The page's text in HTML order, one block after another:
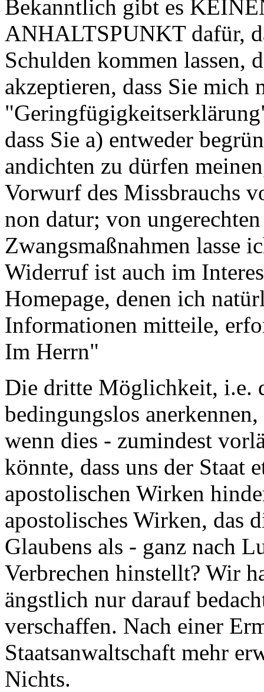
Bekanntlich gibt es
ANHALTSPUNKT dafür,
Schulden kommen lassen,
akzeptieren, dass Sie mich
dass Sie a) entweder
andichten zu dürfen
Vorwurf des Missbrauchs
non datur; von
Zwangsmaßnahmen lasse
Widerruf ist auch im
Homepage, denen ich
Informationen mitteile,
Im Herrn"
Die dritte Möglichkeit, i.e.
bedingungslos
wenn dies - zumindest
könnte, dass uns der Staat
apostolischen Wirken
apostolisches Wirken, das
Glaubens als - ganz nach
Verbrechen hinstellt? Wir
ängstlich nur darauf
verschaffen. Nach einer
Staatsanwaltschaft mehr
Nichts.